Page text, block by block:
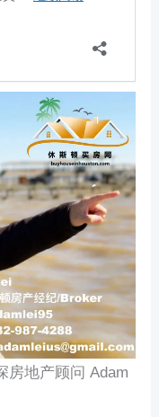
房地产顾问 Adam